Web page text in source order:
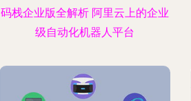
码栈企业版全解析 阿里云上的企业
级自动化机器人平台